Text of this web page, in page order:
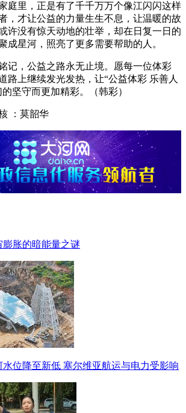
庭里，正是有了千千万万个像江闪闪这样
，才让公益的力量生生不息，让温暖的故
许没有惊天动地的壮举，却在日复一日的
成星河，照亮了更多需要帮助的人。
记，公益之路永无止境。愿每一位体彩
路上继续发光发热，让“公益体彩 乐善人
坚守而更加精彩。（韩彩）
：莫韶华
膨胀的暗能量之谜
位降至新低 塞尔维亚航运与电力受影响